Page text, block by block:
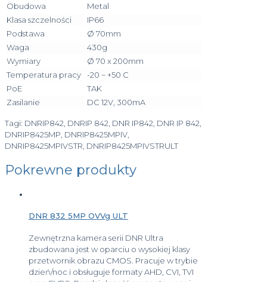
Obudowa
Metal
Klasa szczelności
IP66
Podstawa
Ø 70mm
Waga
430g
Wymiary
Ø 70 x 200mm
Temperatura pracy
-20 ~ +50 C
PoE
TAK
Zasilanie
DC 12V, 300mA
Tagi: DNRIP842, DNRIP 842, DNR IP842, DNR IP 842,
DNRIP8425MP, DNRIP8425MPIV,
DNRIP8425MPIVSTR, DNRIP8425MPIVSTRULT
Pokrewne produkty
DNR 832 5MP OVVg ULT
Zewnętrzna kamera serii DNR Ultra
zbudowana jest w oparciu o wysokiej klasy
przetwornik obrazu CMOS. Pracuje w trybie
dzień/noc i obsługuje formaty AHD, CVI, TVI